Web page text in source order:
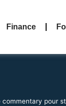
Finance
pour